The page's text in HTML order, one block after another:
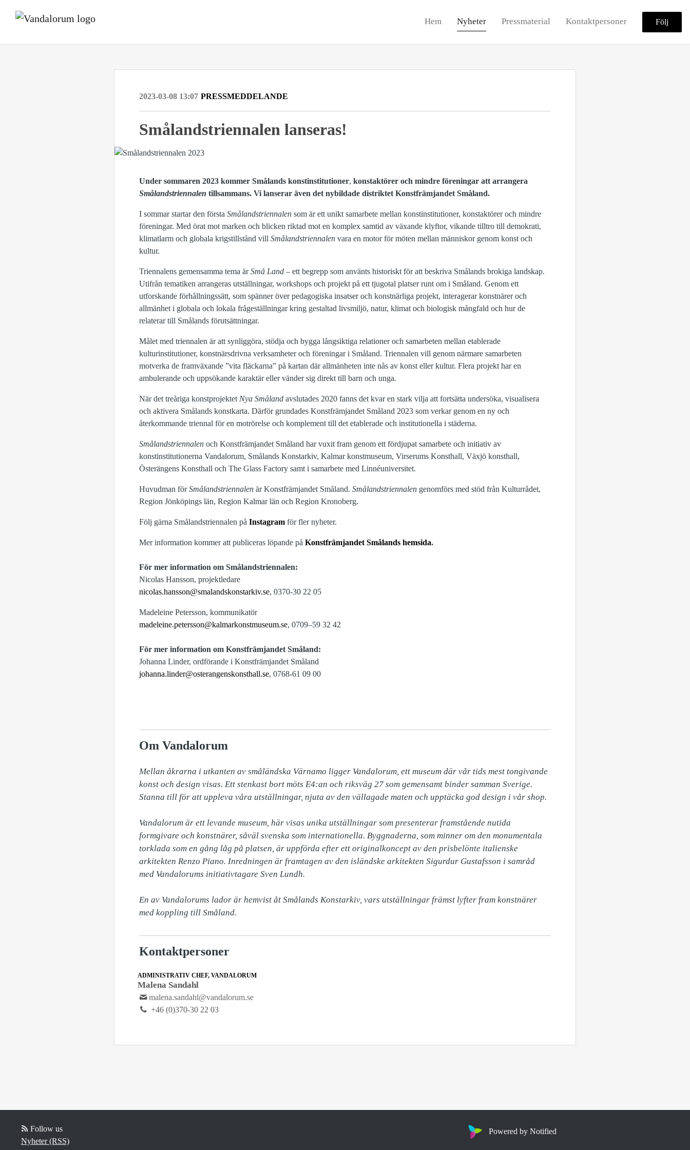
Hem Nyheter Pressmaterial Kontaktpersoner Följ
2023-03-08 13:07 PRESSMEDDELANDE
Smålandstriennalen lanseras!
Under sommaren 2023 kommer Smålands konstinstitutioner, konstaktörer och mindre föreningar att arrangera
Smålandstriennalen tillsammans. Vi lanserar även det nybildade distriktet Konstfrämjandet Småland.
I sommar startar den första Smålandstriennalen som är ett unikt samarbete mellan konstinstitutioner, konstaktörer och mindre
föreningar. Med örat mot marken och blicken riktad mot en komplex samtid av växande klyftor, vikande tilltro till demokrati,
klimatlarm och globala krigstillstånd vill Smålandstriennalen vara en motor för möten mellan människor genom konst och
kultur.
Triennalens gemensamma tema ärSmå Land – ett begrepp som använts historiskt för att beskriva Smålands brokiga landskap.
Utifrån tematiken arrangeras utställningar, workshops och projekt på ett tjugotal platser runt om i Småland. Genom ett
utforskande förhållningssätt, som spänner över pedagogiska insatser och konstnärliga projekt, interagerar konstnärer och
allmänhet i globala och lokala frågeställningar kring gestaltad livsmiljö, natur, klimat och biologisk mångfald och hur de
relaterar till Smålands förutsättningar.
Målet med triennalen är att synliggöra, stödja och bygga långsiktiga relationer och samarbeten mellan etablerade
kulturinstitutioner, konstnärsdrivna verksamheter och föreningar i Småland. Triennalen vill genom närmare samarbeten
motverka de framväxande ”vita fläckarna” på kartan där allmänheten inte nås av konst eller kultur. Flera projekt har en
ambulerande och uppsökande karaktär eller vänder sig direkt till barn och unga.
När det treåriga konstprojektet Nya Småland avslutades 2020 fanns det kvar en stark vilja att fortsätta undersöka, visualisera
och aktivera Smålands konstkarta. Därför grundades Konstfrämjandet Småland 2023 som verkar genom en ny och
återkommande triennal för en motrörelse och komplement till det etablerade och institutionella i städerna.
Smålandstriennalen och Konstfrämjandet Småland har vuxit fram genom ett fördjupat samarbete och initiativ av
konstinstitutionerna Vandalorum, Smålands Konstarkiv, Kalmar konstmuseum, Virserums Konsthall, Växjö konsthall,
Österängens Konsthall och The Glass Factory samt i samarbete med Linnéuniversitet.
Huvudman förSmålandstriennalen är Konstfrämjandet Småland. Smålandstriennalen genomförs med stöd från Kulturrådet,
Region Jönköpings län, Region Kalmar län och Region Kronoberg.
Följ gärna Smålandstriennalen på Instagram för fler nyheter.
Mer information kommer att publiceras löpande på Konstfrämjandet Smålands hemsida.
För mer information om Smålandstriennalen:
Nicolas Hansson, projektledare
nicolas.hansson@smalandskonstarkiv.se, 0370-30 22 05
Madeleine Petersson, kommunikatör
madeleine.petersson@kalmarkonstmuseum.se, 0709–59 32 42
För mer information om Konstfrämjandet Småland:
Johanna Linder, ordförande i Konstfrämjandet Småland
johanna.linder@osterangenskonsthall.se, 0768-61 09 00
Om Vandalorum
Mellan åkrarna i utkanten av småländska Värnamo ligger Vandalorum, ett museum där vår tids mest tongivande
konst och design visas. Ett stenkast bort möts E4:an och riksväg 27 som gemensamt binder samman Sverige.
Stanna till för att uppleva våra utställningar, njuta av den vällagade maten och upptäcka god design i vår shop.
Vandalorum är ett levande museum, här visas unika utställningar som presenterar framstående nutida
formgivare och konstnärer, såväl svenska som internationella. Byggnaderna, som minner om den monumentala
torklada som en gång låg på platsen, är uppförda efter ett originalkoncept av den prisbelönte italienske
arkitekten Renzo Piano. Inredningen är framtagen av den isländske arkitekten Sigurdur Gustafsson i samråd
med Vandalorums initiativtagare Sven Lundh.
En av Vandalorums lador är hemvist åt Smålands Konstarkiv, vars utställningar främst lyfter fram konstnärer
med koppling till Småland.
Kontaktpersoner
ADMINISTRATIV CHEF, VANDALORUM
Malena Sandahl
malena.sandahl@vandalorum.se
+46 (0)370-30 22 03
Follow us
Nyheter (RSS)
Powered by Notified